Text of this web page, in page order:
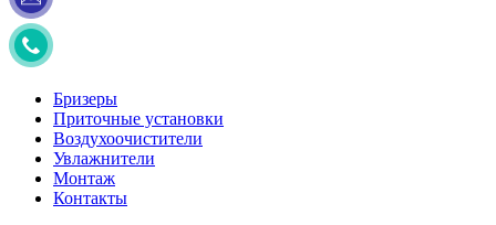
Бризеры
Приточные установки
Воздухоочистители
Увлажнители
Монтаж
Контакты